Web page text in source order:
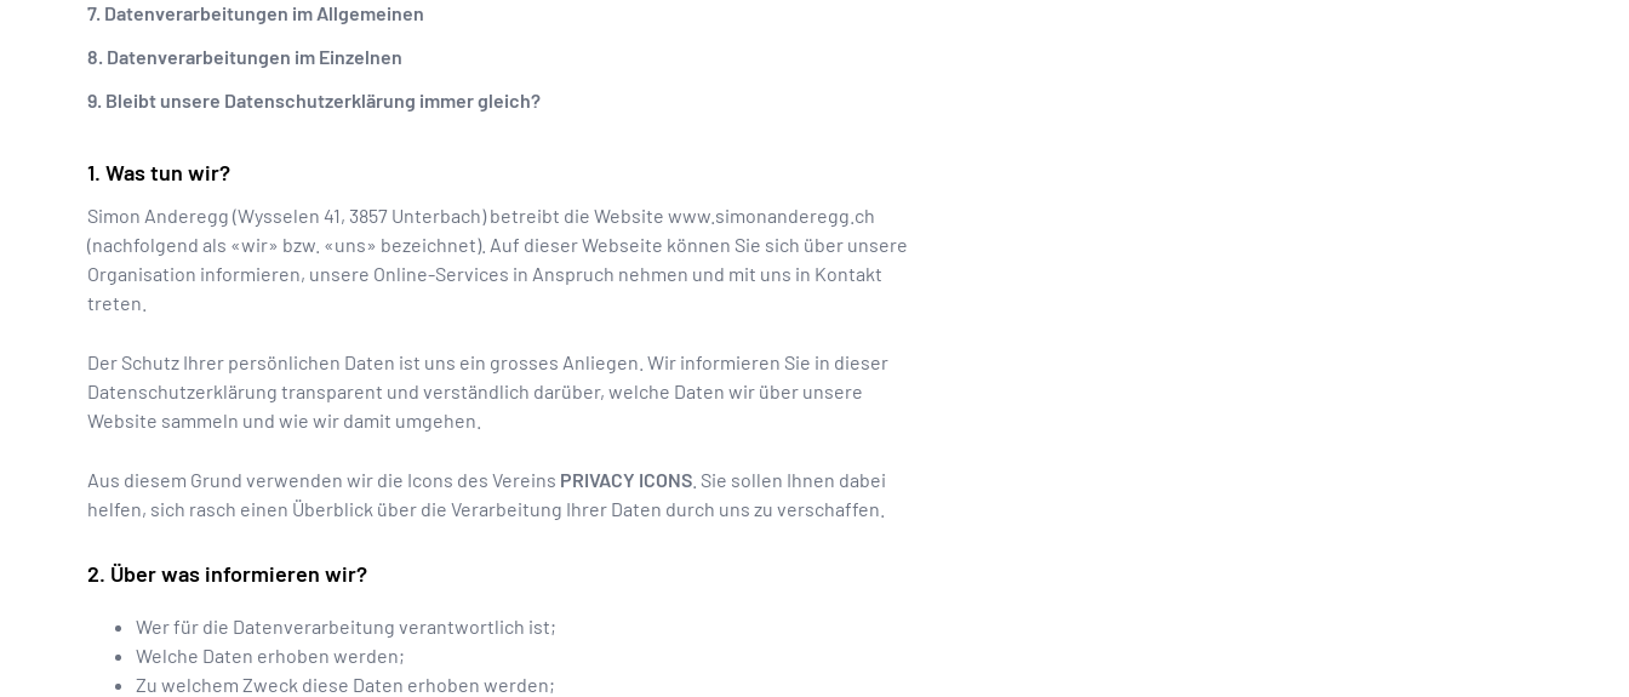
7. Datenverarbeitungen im Allgemeinen
8. Datenverarbeitungen im Einzelnen
9. Bleibt unsere Datenschutzerklärung immer gleich?
Was tun wir?
Simon Anderegg (Wysselen 41, 3857 Unterbach) betreibt die Website www.simonanderegg.ch
(nachfolgend als «wir» bzw. «uns» bezeichnet). Auf dieser Webseite können Sie sich über unsere
Organisation informieren, unsere Online-Services in Anspruch nehmen und mit uns in Kontakt
treten.
Der Schutz Ihrer persönlichen Daten ist uns ein grosses Anliegen. Wir informieren Sie in dieser
Datenschutzerklärung transparent und verständlich darüber, welche Daten wir über unsere
Website sammeln und wie wir damit umgehen.
Aus diesem Grund verwenden wir die Icons des Vereins PRIVACY ICONS . Sie sollen Ihnen dabei
helfen, sich rasch einen Überblick über die Verarbeitung Ihrer Daten durch uns zu verschaffen.
Über was informieren wir?
Wer für die Datenverarbeitung verantwortlich ist;
Welche Daten erhoben werden;
Zu welchem Zweck diese Daten erhoben werden;